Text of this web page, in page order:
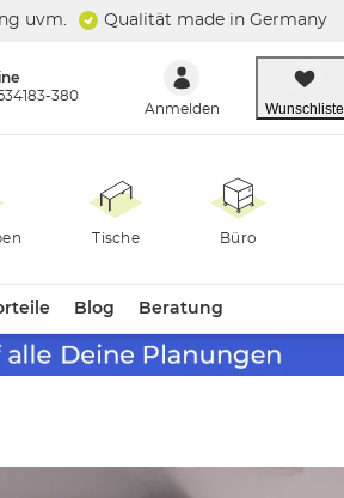
uvm. Qualität made in Germany
380
Anmelden
Wunschliste
Tische Büro
Blog Beratung